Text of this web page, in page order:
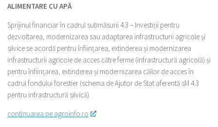
ALIMENTARE CU APĂ
Sprijinul financiar în cadrul submăsurii 4.3 – Investiții pentru
dezvoltarea, modernizarea sau adaptarea infrastructurii agricole şi
silvice se acordă pentru înființarea, extinderea și modernizarea
infrastructurii agricole de acces către ferme (infrastructură agricolă) și
pentru înființarea, extinderea și modernizarea căilor de acces în
cadrul fondului forestier (schema de Ajutor de Stat aferentă sM 4.3
pentru infrastructură silvică).
continuarea pe agroinfo.ro